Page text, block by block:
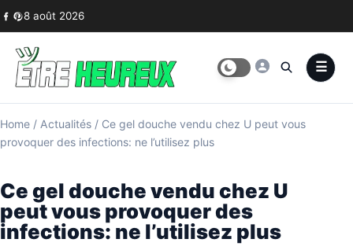
Skip to content
8 août 2026
Home / Actualités / Ce gel douche vendu chez U peut vous
provoquer des infections: ne l’utilisez plus
Ce gel douche vendu chez U
peut vous provoquer des
infections: ne l’utilisez plus